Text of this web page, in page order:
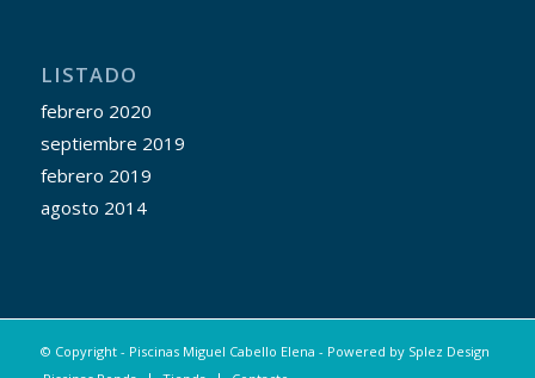
LISTADO
febrero 2020
septiembre 2019
febrero 2019
agosto 2014
© Copyright - Piscinas Miguel Cabello Elena - Powered by Splez Design